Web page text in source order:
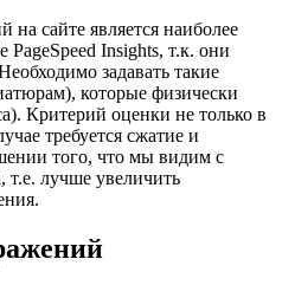
сайте является наиболее
Insights, т.к. они
задавать такие
которые физически
Критерий оценки не только в
требуется сжатие и
того, что мы видим с
т.е. лучше увеличить